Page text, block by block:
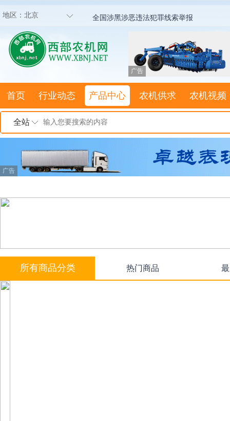
地区： 北京 全国涉黑涉恶违法犯罪线索举报
广告
首页 行业动态 产品中心 农机供求 农机视频
全站
广告
所有商品分类 热门商品